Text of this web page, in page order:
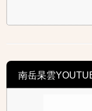
南岳杲雲